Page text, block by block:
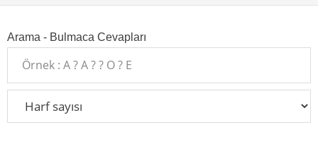
Arama - Bulmaca Cevapları